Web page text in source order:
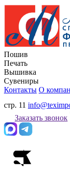
Пошив
Печать
Вышивка
Сувениры
Контакты О
стр. 11
Заказать звонок